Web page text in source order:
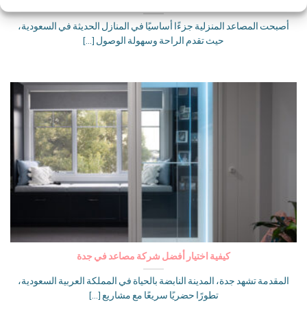
أصبحت المصاعد المنزلية جزءًا أساسيًا في المنازل الحديثة في السعودية،
حيث تقدم الراحة وسهولة الوصول [...]
كيفية اختيار أفضل شركة مصاعد في جدة
المقدمة تشهد جدة، المدينة النابضة بالحياة في المملكة العربية السعودية،
تطورًا حضريًا سريعًا مع مشاريع [...]